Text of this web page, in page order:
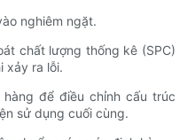
nghiêm ngặt.
chất lượng thống kê (SPC)
xảy ra lỗi.
để điều chỉnh cấu trúc
sử dụng cuối cùng.